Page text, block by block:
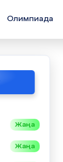
Жаңа
Жаңа
Олимпиада